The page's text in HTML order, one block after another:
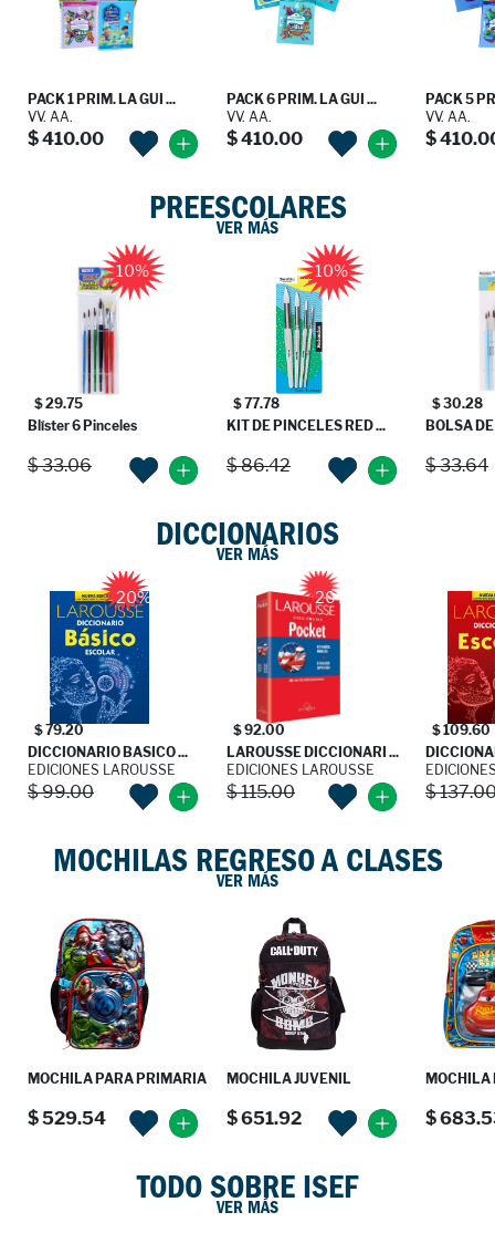
PACK 1 PRIM. LA GUI ...
VV. AA.
$ 410.00
PACK 6 PRIM. LA GUI ...
VV. AA.
$ 410.00
PACK 5
VV. AA.
$
PREESCOLARES
VER MÁS
10%
Blíster 6 Pinceles
$ 33.06
$ 29.75
10%
KIT DE PINCELES RED ...
$ 86.42
$ 77.78
BOLSA
$ 33.64
$ 30.28
DICCIONARIOS
VER MÁS
20%
DICCIONARIO BASICO ...
EDICIONES LAROUSSE
$ 99.00
$ 79.20
20%
LAROUSSE DICCIONARI ...
EDICIONES LAROUSSE
$ 115.00
$ 92.00
$
$ 109.60
MOCHILAS REGRESO A CLASES
VER MÁS
MOCHILA PARA PRIMARIA
$ 529.54
MOCHILA JUVENIL
$ 651.92
MOCHILA
$
TODO SOBRE ISEF
VER MÁS